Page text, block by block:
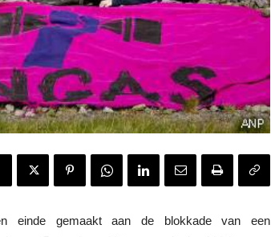
einde gemaakt aan de blokkade van een